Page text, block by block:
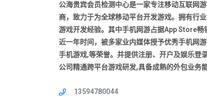
公海贵宾会员检测中心是一家专注移动互联网
商，致力于为全球移动平台开发游戏。拥有行
游戏开发经验。其中手机网游占据App Store畅
近一年时间，被多家业内媒体授予优秀手机网
手机游戏,等荣誉。并提供注册、开户及娱乐登录
公司精通跨平台游戏研发,具备成熟的外包业务能
13594780044